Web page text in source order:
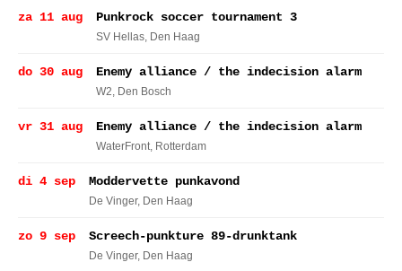
za 11 aug Punkrock soccer tournament 3
SV Hellas, Den Haag
do 30 aug Enemy alliance / the indecision alarm
W2, Den Bosch
vr 31 aug Enemy alliance / the indecision alarm
WaterFront, Rotterdam
di 4 sep Moddervette punkavond
De Vinger, Den Haag
zo 9 sep Screech-punkture 89-drunktank
De Vinger, Den Haag